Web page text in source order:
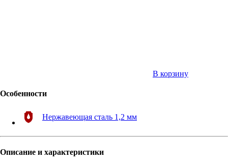
В корзину
Особенности
Нержавеющая сталь 1,2 мм
Описание и характеристики